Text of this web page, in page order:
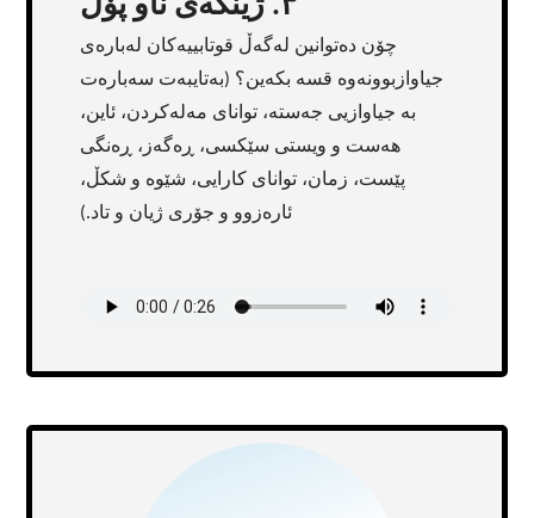
٣. ژینگەی ناو پۆل
چۆن دەتوانین لەگەڵ قوتابییەکان لەبارەی
جیاوازبوونەوە قسە بکەین؟ (بەتایبەت سەبارەت
بە جیاوازیی جەستە، توانای مەلەکردن، ئاین،
هەست و ویستی سێکسی، ڕەگەز، ڕەنگی
پێست، زمان، توانای کارایی، شێوە و شکڵ،
ئارەزوو و جۆری ژیان و تاد.)